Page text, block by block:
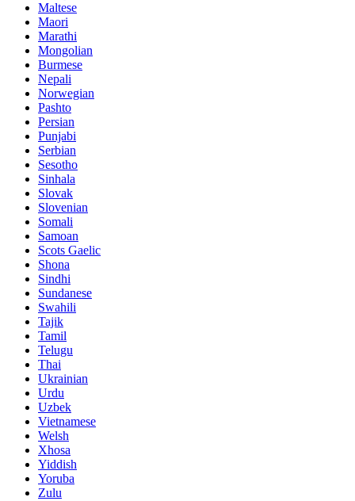
Maltese
Maori
Marathi
Mongolian
Burmese
Nepali
Norwegian
Pashto
Persian
Punjabi
Serbian
Sesotho
Sinhala
Slovak
Slovenian
Somali
Samoan
Scots Gaelic
Shona
Sindhi
Sundanese
Swahili
Tajik
Tamil
Telugu
Thai
Ukrainian
Urdu
Uzbek
Vietnamese
Welsh
Xhosa
Yiddish
Yoruba
Zulu